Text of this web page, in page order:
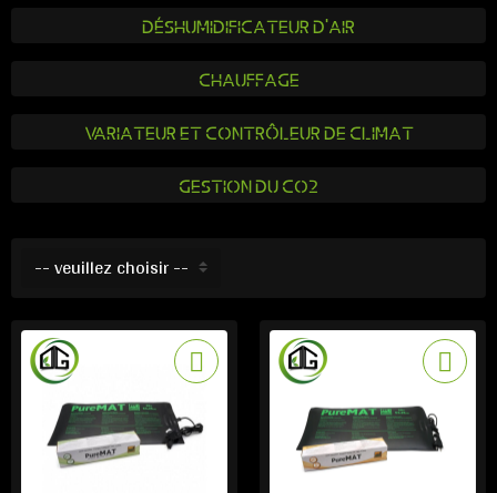
Déshumidificateur d'air
Chauffage
Variateur et Contrôleur de climat
Gestion du CO2
-- veuillez choisir --